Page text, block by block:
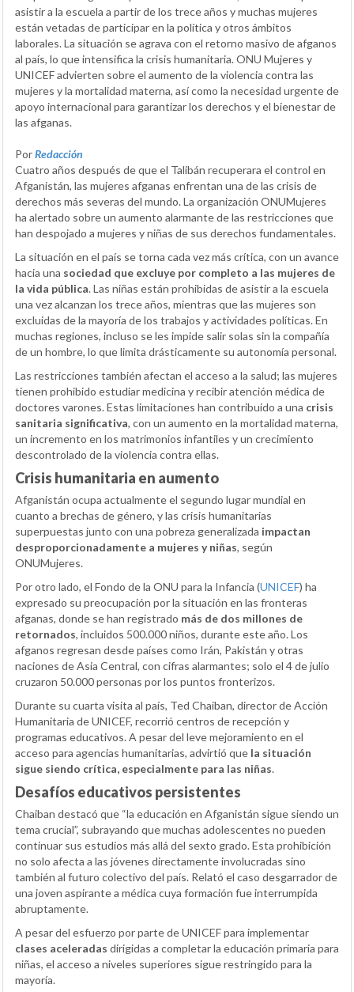
asistir a la escuela a partir de los trece años y muchas mujeres
están vetadas de participar en la política y otros ámbitos
laborales. La situación se agrava con el retorno masivo de afganos
al país, lo que intensifica la crisis humanitaria. ONU Mujeres y
UNICEF advierten sobre el aumento de la violencia contra las
mujeres y la mortalidad materna, así como la necesidad urgente de
apoyo internacional para garantizar los derechos y el bienestar de
las afganas.
PorRedacción
Cuatro años después de que el Talibán recuperara el control en
Afganistán, las mujeres afganas enfrentan una de las crisis de
derechos más severas del mundo. La organización ONUMujeres
ha alertado sobre un aumento alarmante de las restricciones que
han despojado a mujeres y niñas de sus derechos fundamentales.
La situación en el país se torna cada vez más crítica, con un avance
hacia una sociedad que excluye por completo a las mujeres de
la vida pública. Las niñas están prohibidas de asistir a la escuela
una vez alcanzan los trece años, mientras que las mujeres son
excluidas de la mayoría de los trabajos y actividades políticas. En
muchas regiones, incluso se les impide salir solas sin la compañía
de un hombre, lo que limita drásticamente su autonomía personal.
Las restricciones también afectan el acceso a la salud; las mujeres
tienen prohibido estudiar medicina y recibir atención médica de
doctores varones. Estas limitaciones han contribuido a una crisis
sanitaria significativa, con un aumento en la mortalidad materna,
un incremento en los matrimonios infantiles y un crecimiento
descontrolado de la violencia contra ellas.
Crisis humanitaria en aumento
Afganistán ocupa actualmente el segundo lugar mundial en
cuanto a brechas de género, y las crisis humanitarias
superpuestas junto con una pobreza generalizada impactan
desproporcionadamente a mujeres y niñas, según
ONUMujeres.
Por otro lado, el Fondo de la ONU para la Infancia (UNICEF) ha
expresado su preocupación por la situación en las fronteras
afganas, donde se han registrado más de dos millones de
retornados, incluidos 500.000 niños, durante este año. Los
afganos regresan desde países como Irán, Pakistán y otras
naciones de Asia Central, con cifras alarmantes; solo el 4 de julio
cruzaron 50.000 personas por los puntos fronterizos.
Durante su cuarta visita al país, Ted Chaiban, director de Acción
Humanitaria de UNICEF, recorrió centros de recepción y
programas educativos. A pesar del leve mejoramiento en el
acceso para agencias humanitarias, advirtió que la situación
sigue siendo crítica, especialmente para las niñas.
Desafíos educativos persistentes
Chaiban destacó que “la educación en Afganistán sigue siendo un
tema crucial”, subrayando que muchas adolescentes no pueden
continuar sus estudios más allá del sexto grado. Esta prohibición
no solo afecta a las jóvenes directamente involucradas sino
también al futuro colectivo del país. Relató el caso desgarrador de
una joven aspirante a médica cuya formación fue interrumpida
abruptamente.
A pesar del esfuerzo por parte de UNICEF para implementar
clases aceleradas dirigidas a completar la educación primaria para
niñas, el acceso a niveles superiores sigue restringido para la
mayoría.